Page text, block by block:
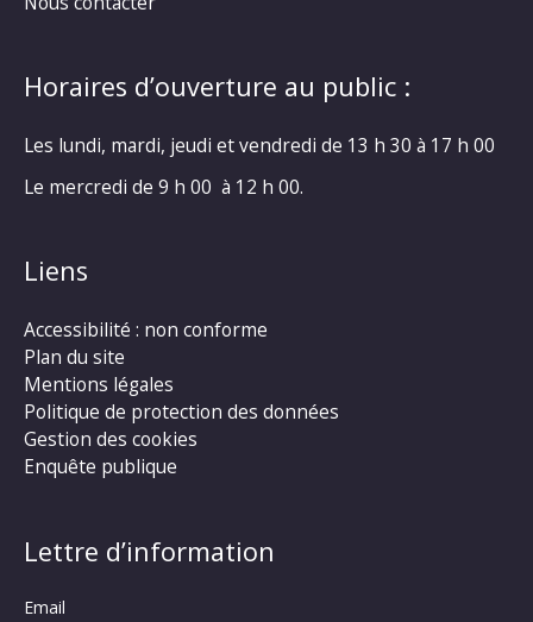
Horaires d’ouverture au public :
Les lundi, mardi, jeudi et vendredi de 13 h 30 à 17 h 00
Le mercredi de 9 h 00 à 12 h 00.
Liens
Accessibilité : non conforme
Plan du site
Mentions légales
Politique de protection des données
Gestion des cookies
Enquête publique
Lettre d’information
Email